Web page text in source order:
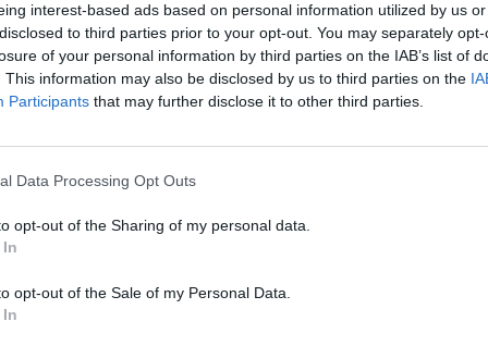
interest-based ads based on personal information utilized by us
to third parties prior to your opt-out. You may separately
of your personal information by third parties on the IAB’s list of
This information may also be disclosed by us to third parties on the
Participants that may further disclose it to other third parties.
Data Processing Opt Outs
opt-out of the Sharing of my personal data.
opt-out of the Sale of my Personal Data.